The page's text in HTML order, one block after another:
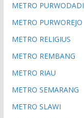
METRO PURWODADI
METRO PURWOREJO
METRO RELIGIUS
METRO REMBANG
METRO RIAU
METRO SEMARANG
METRO SLAWI